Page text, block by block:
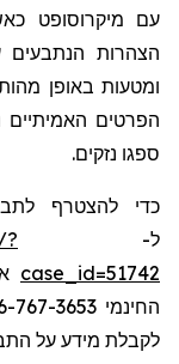
הצהרות הנתבעים
ומטעות באופן
הפרטים האמיתיים
ספגו נזקים.
כדי להצטרף
ל- ?
case_id=51742
החינמי 866-767-3653, או בדוא"ל
לקבלת מידע על